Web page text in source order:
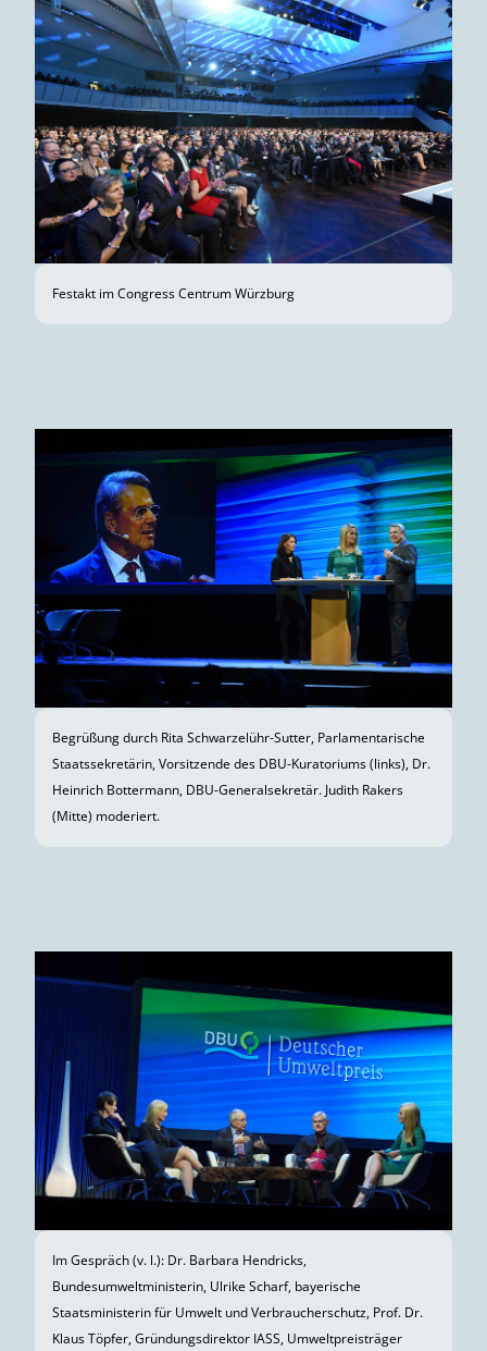
Festakt im Congress Centrum Würzburg
Begrüßung durch Rita Schwarzelühr-Sutter, Parlamentarische
Staatssekretärin, Vorsitzende des DBU-Kuratoriums (links), Dr.
Heinrich Bottermann, DBU-Generalsekretär. Judith Rakers
(Mitte) moderiert.
Im Gespräch (v. l.): Dr. Barbara Hendricks,
Bundesumweltministerin, Ulrike Scharf, bayerische
Staatsministerin für Umwelt und Verbraucherschutz, Prof. Dr.
Klaus Töpfer, Gründungsdirektor IASS, Umweltpreisträger